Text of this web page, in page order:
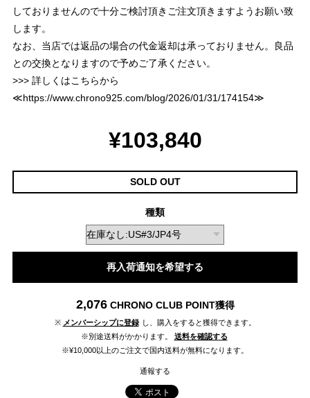
しておりませんので十分ご検討頂きご注文頂きますようお願い致
します。
なお、当店では返品の場合の代金返却は承っておりません。良品
との交換となりますので予めご了承ください。
>>> 詳しくはこちらから
≪https://www.chrono925.com/blog/2026/01/31/174154≫
¥103,840
SOLD OUT
種類
再入荷通知を希望する
2,076 CHRONO CLUB POINT獲得
※ メンバーシップに登録 し、購入をすると獲得できます。
※別途送料がかかります。
送料を確認する
※¥10,000以上のご注文で国内送料が無料になります。
通報する